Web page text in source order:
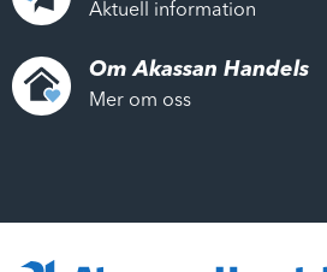
Aktuell information
Om Akassan Handels
Mer om oss